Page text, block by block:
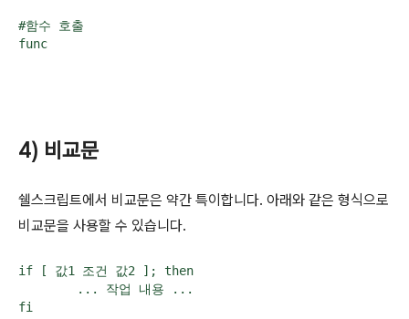
#함수 호출
func
4) 비교문
쉘스크립트에서 비교문은 약간 특이합니다. 아래와 같은 형식으로
비교문을 사용할 수 있습니다.
if [ 값1 조건 값2 ]; then
fi